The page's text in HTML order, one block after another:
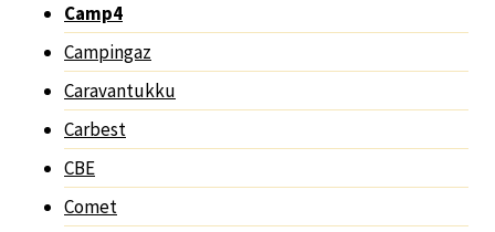
Camp4
Campingaz
Caravantukku
Carbest
CBE
Comet